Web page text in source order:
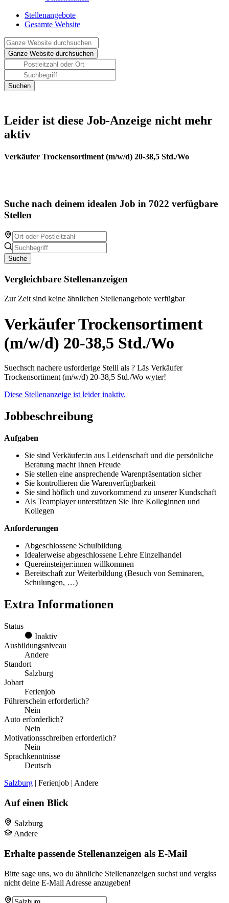
Stellenangebote
Gesamte Website
Leider ist diese Job-Anzeige nicht mehr
aktiv
Verkäufer Trockensortiment (m/w/d) 20-38,5 Std./Wo
Suche nach deinem idealen Job in 7022 verfügbare
Stellen
Suche
Vergleichbare Stellenanzeigen
Zur Zeit sind keine ähnlichen Stellenangebote verfügbar
Verkäufer Trockensortiment
(m/w/d) 20-38,5 Std./Wo
Suechsch nachere usforderige Stelli als ? Läs Verkäufer
Trockensortiment (m/w/d) 20-38,5 Std./Wo wyter!
Diese Stellenanzeige ist leider inaktiv.
Jobbeschreibung
Aufgaben
Sie sind Verkäufer:in aus Leidenschaft und die persönliche
Beratung macht Ihnen Freude
Sie stellen eine ansprechende Warenpräsentation sicher
Sie kontrollieren die Warenverfügbarkeit
Sie sind höflich und zuvorkommend zu unserer Kundschaft
Als Teamplayer unterstützen Sie Ihre Kolleginnen und
Kollegen
Anforderungen
Abgeschlossene Schulbildung
Idealerweise abgeschlossene Lehre Einzelhandel
Quereinsteiger:innen willkommen
Bereitschaft zur Weiterbildung (Besuch von Seminaren,
Schulungen, …)
Extra Informationen
Status
Inaktiv
Ausbildungsniveau
Andere
Standort
Salzburg
Jobart
Ferienjob
Führerschein erforderlich?
Nein
Auto erforderlich?
Nein
Motivationsschreiben erforderlich?
Nein
Sprachkenntnisse
Deutsch
Salzburg | Ferienjob | Andere
Auf einen Blick
Salzburg
Andere
Erhalte passende Stellenanzeigen als E-Mail
Bitte sage uns, wo du ähnliche Stellenanzeigen suchst und vergiss
nicht deine E-Mail Adresse anzugeben!